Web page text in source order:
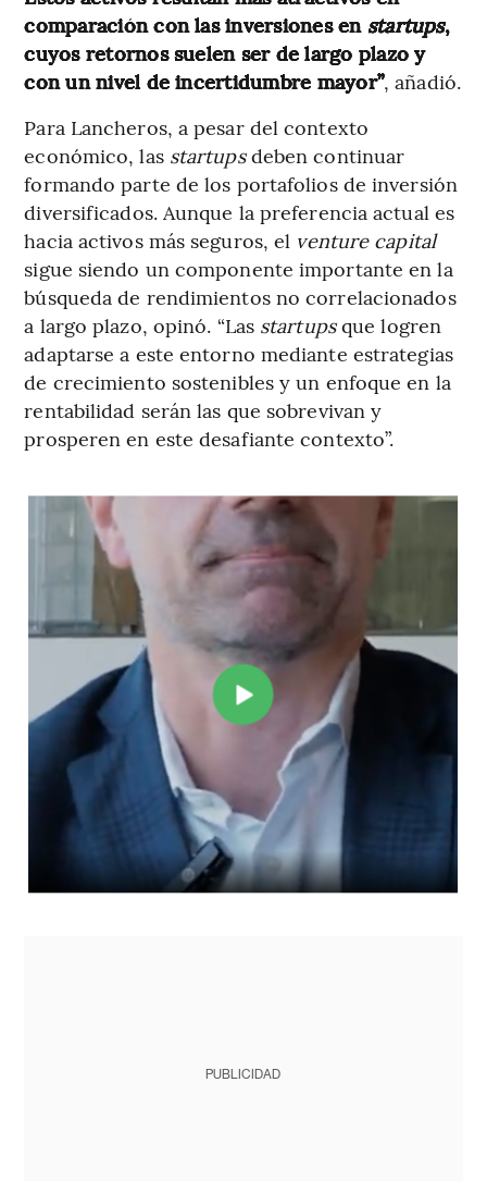
comparación con las inversiones en startups,
cuyos retornos suelen ser de largo plazo y
con un nivel de incertidumbre mayor”, añadió.
Para Lancheros, a pesar del contexto
económico, las startupsdeben continuar
formando parte de los portafolios de inversión
diversificados. Aunque la preferencia actual es
hacia activos más seguros, el venture capital
sigue siendo un componente importante en la
búsqueda de rendimientos no correlacionados
a largo plazo, opinó. “Las startupsque logren
adaptarse a este entorno mediante estrategias
de crecimiento sostenibles y un enfoque en la
rentabilidad serán las que sobrevivan y
prosperen en este desafiante contexto”.
PUBLICIDAD